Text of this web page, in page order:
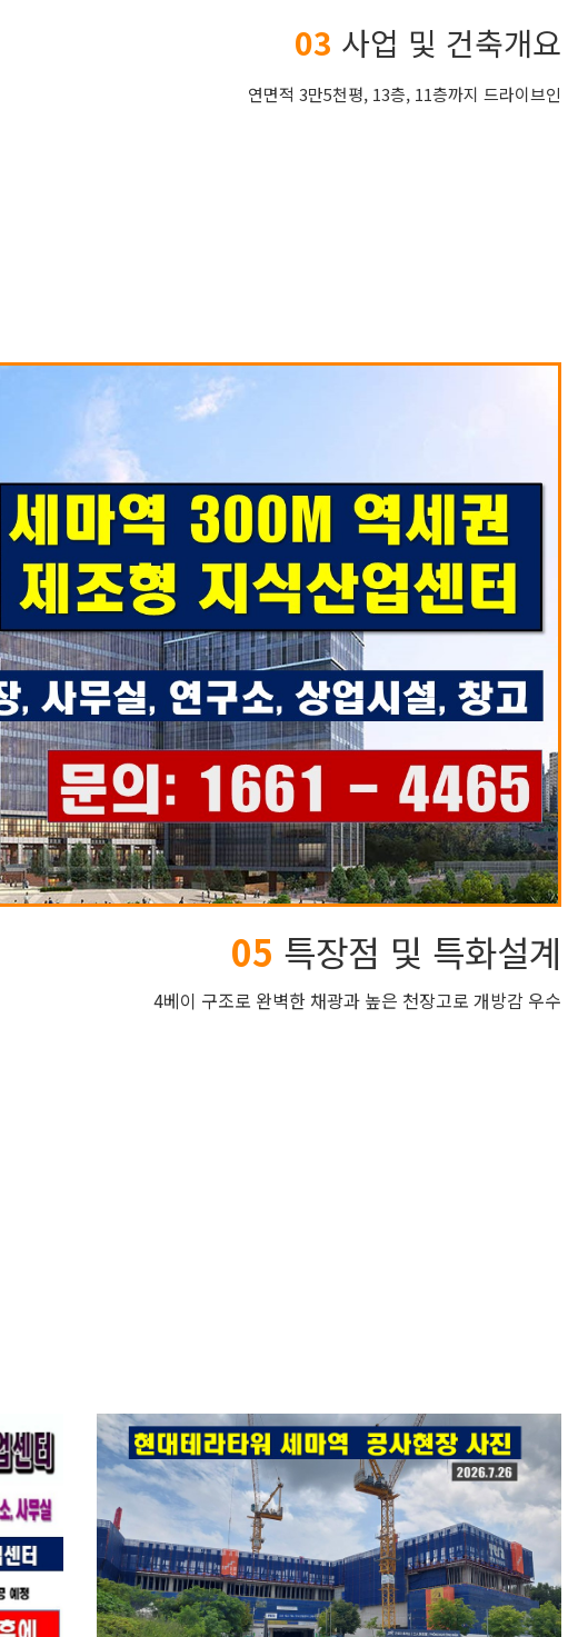
03 사업 및 건축개요
연면적 3만5천평, 13층, 11층까지 드라이브인
05 특장점 및 특화설계
4베이 구조로 완벽한 채광과 높은 천장고로 개방감 우수